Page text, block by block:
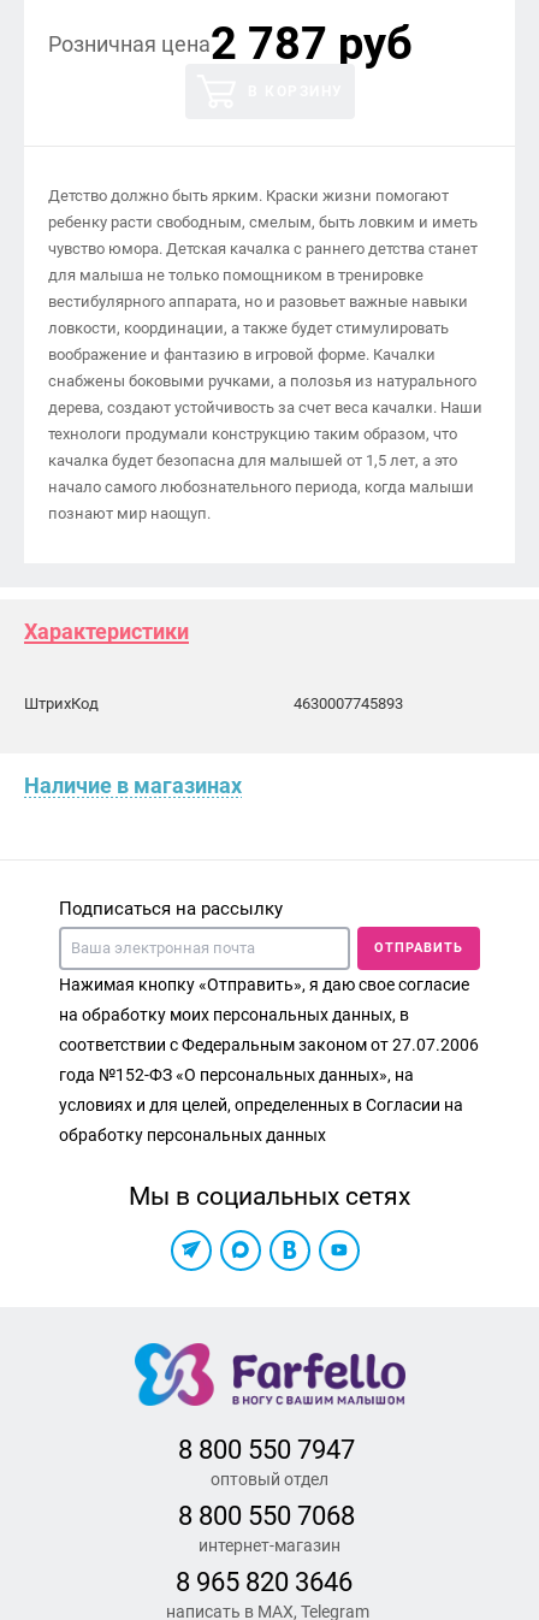
Розничная цена2 787 руб
Детство должно быть ярким. Краски жизни помогают
ребенку расти свободным, смелым, быть ловким и иметь
чувство юмора. Детская качалка с раннего детства станет
для малыша не только помощником в тренировке
вестибулярного аппарата, но и разовьет важные навыки
ловкости, координации, а также будет стимулировать
воображение и фантазию в игровой форме. Качалки
снабжены боковыми ручками, а полозья из натурального
дерева, создают устойчивость за счет веса качалки. Наши
технологи продумали конструкцию таким образом, что
качалка будет безопасна для малышей от 1,5 лет, а это
начало самого любознательного периода, когда малыши
познают мир наощуп.
Характеристики
ШтрихКод 4630007745893
Наличие в магазинах
Подписаться на рассылку
ОТПРАВИТЬ
Нажимая кнопку «Отправить», я даю свое согласие
на обработку моих персональных данных, в
соответствии с Федеральным законом от 27.07.2006
года №152-ФЗ «О персональных данных», на
условиях и для целей, определенных в Согласии на
обработку персональных данных
Мы в социальных сетях
8 800 550 7947
оптовый отдел
8 800 550 7068
интернет-магазин
8 965 820 3646
написать в MAX, Telegram